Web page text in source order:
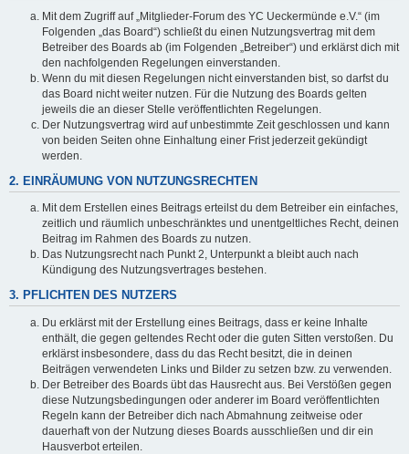
Mit dem Zugriff auf „Mitglieder-Forum des YC Ueckermünde e.V.“ (im
Folgenden „das Board“) schließt du einen Nutzungsvertrag mit dem
Betreiber des Boards ab (im Folgenden „Betreiber“) und erklärst dich mit
den nachfolgenden Regelungen einverstanden.
Wenn du mit diesen Regelungen nicht einverstanden bist, so darfst du
das Board nicht weiter nutzen. Für die Nutzung des Boards gelten
jeweils die an dieser Stelle veröffentlichten Regelungen.
Der Nutzungsvertrag wird auf unbestimmte Zeit geschlossen und kann
von beiden Seiten ohne Einhaltung einer Frist jederzeit gekündigt
werden.
2. EINRÄUMUNG VON NUTZUNGSRECHTEN
Mit dem Erstellen eines Beitrags erteilst du dem Betreiber ein einfaches,
zeitlich und räumlich unbeschränktes und unentgeltliches Recht, deinen
Beitrag im Rahmen des Boards zu nutzen.
Das Nutzungsrecht nach Punkt 2, Unterpunkt a bleibt auch nach
Kündigung des Nutzungsvertrages bestehen.
3. PFLICHTEN DES NUTZERS
Du erklärst mit der Erstellung eines Beitrags, dass er keine Inhalte
enthält, die gegen geltendes Recht oder die guten Sitten verstoßen. Du
erklärst insbesondere, dass du das Recht besitzt, die in deinen
Beiträgen verwendeten Links und Bilder zu setzen bzw. zu verwenden.
Der Betreiber des Boards übt das Hausrecht aus. Bei Verstößen gegen
diese Nutzungsbedingungen oder anderer im Board veröffentlichten
Regeln kann der Betreiber dich nach Abmahnung zeitweise oder
dauerhaft von der Nutzung dieses Boards ausschließen und dir ein
Hausverbot erteilen.